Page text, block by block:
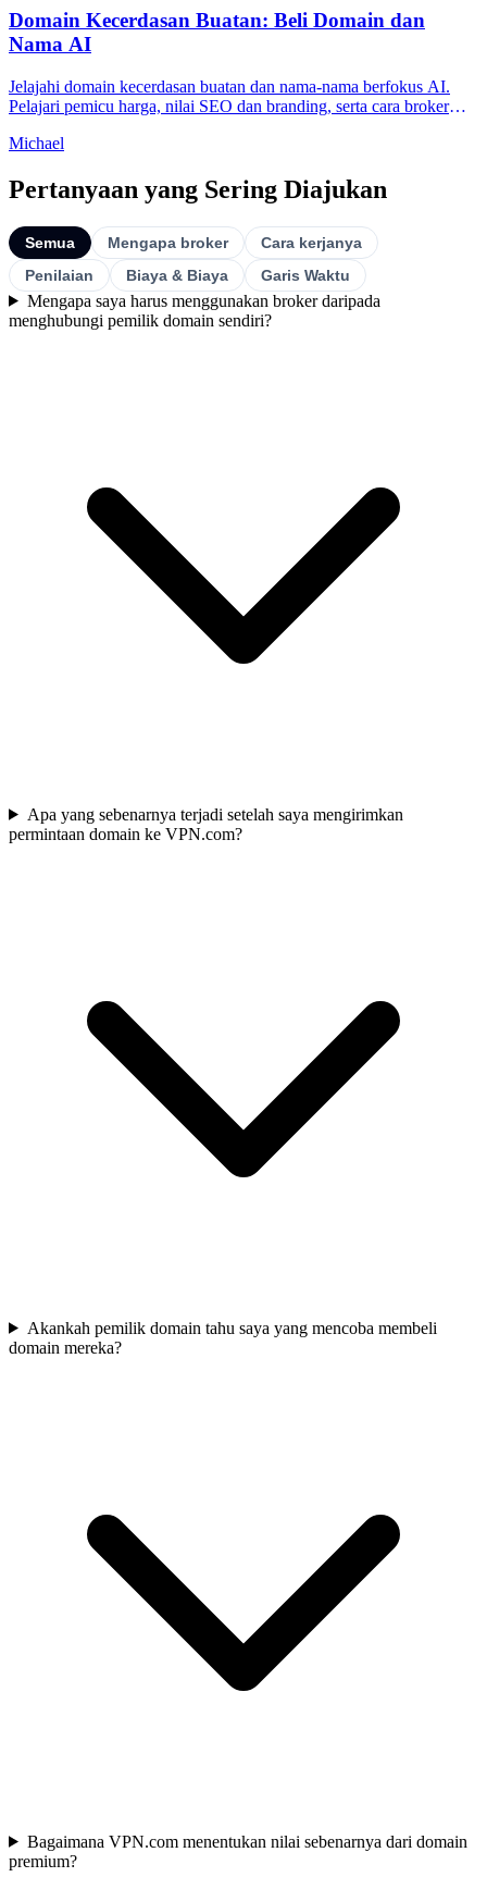
Domain Kecerdasan Buatan: Beli Domain dan
Nama AI
Jelajahi domain kecerdasan buatan dan nama-nama berfokus AI.
Pelajari pemicu harga, nilai SEO dan branding, serta cara broker
Michael
Pertanyaan yang Sering Diajukan
Semua Mengapa broker
Cara kerjanya
Penilaian
Biaya & Biaya Garis Waktu
Mengapa saya harus menggunakan broker daripada
menghubungi pemilik domain sendiri?
Apa yang sebenarnya terjadi setelah saya mengirimkan
permintaan domain ke VPN.com?
Akankah pemilik domain tahu saya yang mencoba membeli
domain mereka?
Bagaimana VPN.com menentukan nilai sebenarnya dari domain
premium?